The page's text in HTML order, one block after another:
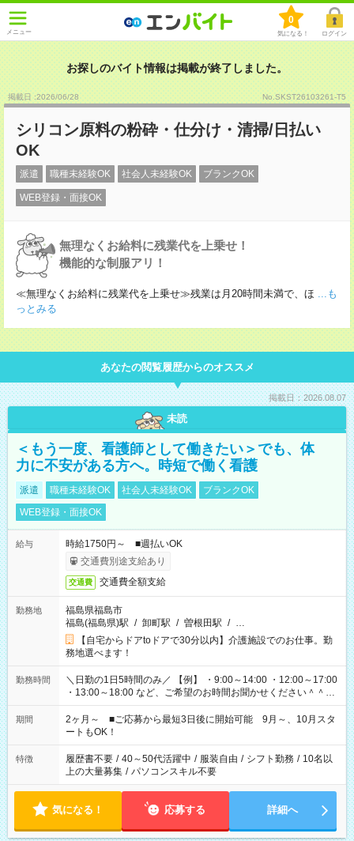
メニュー
0
気になる！ ログイン
お探しのバイト情報は掲載が終了しました。
掲載日 :2026/06/28 No.SKST26103261-T5
シリコン原料の粉砕・仕分け・清掃/日払い
OK
派遣 職種未経験OK 社会人未経験OK ブランクOK
WEB登録・面接OK
無理なくお給料に残業代を上乗せ！
機能的な制服アリ！
≪無理なくお給料に残業代を上乗せ≫残業は月20時間未満で、ほ ...も
っとみる
あなたの閲覧履歴からのオススメ
掲載日：2026.08.07
未読
＜もう一度、看護師として働きたい＞でも、体
力に不安がある方へ。時短で働く看護
派遣 職種未経験OK 社会人未経験OK
ブランクOK
WEB登録・面接OK
給与
時給1750円～ ■週払いOK
交通費別途支給あり
交通費 交通費全額支給
勤務地
福島県福島市
福島(福島県)駅 / 卸町駅 / 曽根田駅 / …
【自宅からドアtoドアで30分以内】介護施設でのお仕事。勤
務地選べます！
勤務時間
＼日勤の1日5時間のみ／ 【例】 ・9:00～14:00 ・12:00～17:00
・13:00～18:00 など、ご希望のお時間お聞かせください＾＾
「家族とお休みを合わせたい」 「子どもの迎えに行きたい」
「できれば残業はしたくない」 など、ご希望があれば教えてく
ださいね。 ※Wワーク希望の方へ 今ご覧のお仕事で希望する勤
務時間と、もう1つのお仕事の勤務時間が 合計で週40時間を超
える場合は応募できません
期間
2ヶ月～ ■ご応募から最短3日後に開始可能 9月～、10月スタ
ートもOK！
特徴 履歴書不要 / 40～50代活躍中 / 服装自由 / シフト勤務 / 10名以
上の大量募集 / パソコンスキル不要
気になる！ 応募する 詳細へ